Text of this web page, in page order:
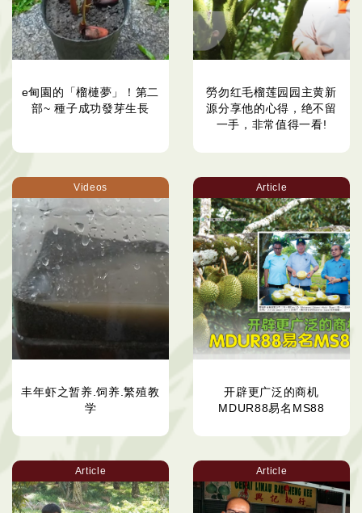
e甸園的「榴槤夢」！第二
部~ 種子成功發芽生長
勞勿红毛榴莲园园主黄新
源分享他的心得，绝不留
一手，非常值得一看!
Videos
丰年虾之暂养.饲养.繁殖教
学
Article
开辟更广泛的商机
MDUR88易名MS88
Article Article